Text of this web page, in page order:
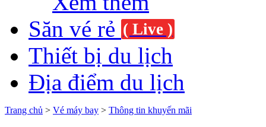
Săn vé rẻ ( Live )
Thiết bị du lịch
Địa điểm du lịch
Trang chủ > Vé máy bay > Thông tin khuyến mãi